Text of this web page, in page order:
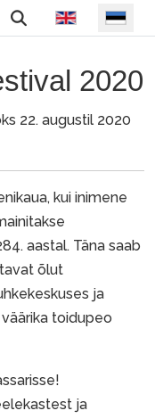
Vali keel
2020
22. augustil 2020
kui inimene
aastal. Täna saab
õlut
ja
toidupeo
ja